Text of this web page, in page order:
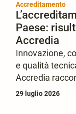
Accreditamento
Paese:
Accredia
Innovazione,
e qualità
Accredia
attività di
29 luglio 2026